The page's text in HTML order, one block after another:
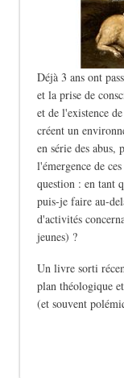
Déjà 3 ans ont
et la prise de
et de l'existence
créent un
en série des abus,
l'émergence de
question : en tant
puis-je faire au-
d'activités
jeunes) ?
Un livre sorti
plan théologique
(et souvent